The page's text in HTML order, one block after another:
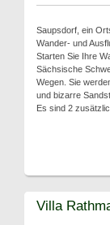
Saupsdorf, ein
Wander- und
Starten Sie Ihre
Sächsische
Wegen. Sie
und bizarre
Es sind 2
Villa